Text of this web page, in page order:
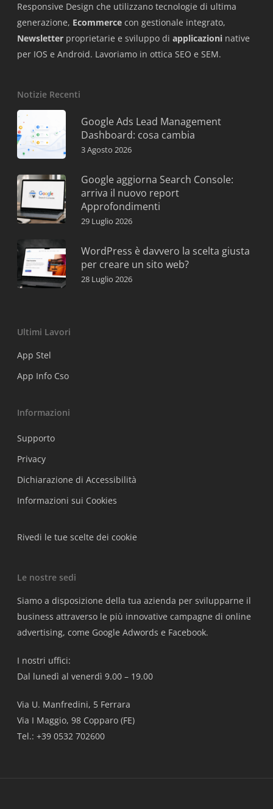
Responsive Design che utilizzano tecnologie di ultima
generazione, Ecommerce con gestionale integrato,
Newsletter proprietarie e sviluppo di applicazioni native
per IOS e Android. Lavoriamo in ottica SEO e SEM.
Notizie Recenti
Google Ads Lead Management
Dashboard: cosa cambia
3 Agosto 2026
Google aggiorna Search Console:
arriva il nuovo report
Approfondimenti
29 Luglio 2026
WordPress è davvero la scelta giusta
per creare un sito web?
28 Luglio 2026
Ultimi Lavori
App Stel
App Info Cso
Informazioni
Supporto
Privacy
Dichiarazione di Accessibilità
Informazioni sui Cookies
Rivedi le tue scelte dei cookie
Le nostre sedi
Siamo a disposizione della tua azienda per svilupparne il
business attraverso le più innovative campagne di online
advertising, come Google Adwords e Facebook.
I nostri uffici:
Dal lunedì al venerdì 9.00 – 19.00
Via U. Manfredini, 5 Ferrara
Via I Maggio, 98 Copparo (FE)
Tel.: +39 0532 702600